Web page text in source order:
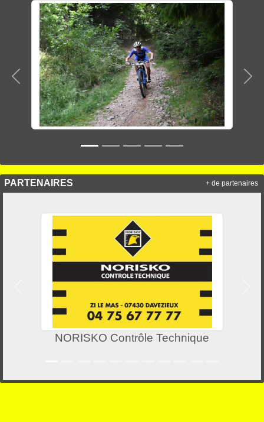
Précedent
PARTENAIRES
Bati Etoile
Précedent
+ de partenaires